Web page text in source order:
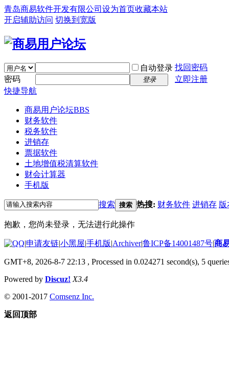
青岛商易软件开发有限公司 设为首页收藏本站
开启辅助访问 切换到宽版
自动登录 找回密码
密码
登录
立即注册
快捷导航
商易用户论坛BBS
财务软件
税务软件
进销存
票据软件
土地增值税清算软件
财会计算器
手机版
搜索 搜索 热搜: 财务软件 进销存 版
抱歉，您尚未登录，无法进行此操作
|申请友链|小黑屋|手机版|Archiver|鲁ICP备14001487号|商
GMT+8, 2026-8-7 22:13 , Processed in 0.024271 second(s), 5
Powered by Discuz! X3.4
© 2001-2017 Comsenz Inc.
返回顶部